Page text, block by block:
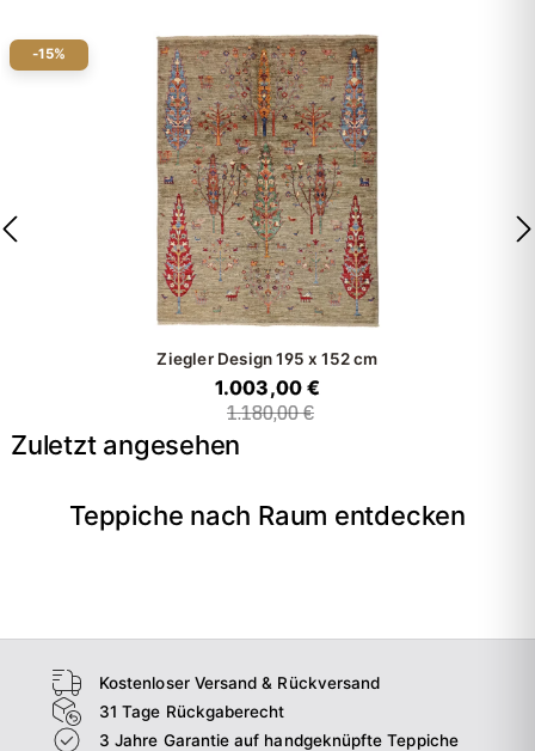
-15%
Ziegler Design 195 x 152 cm
1.003,00 €
1.180,00 €
Zuletzt angesehen
Teppiche nach Raum entdecken
Wohnzimmer
Kostenloser Versand & Rückversand
31 Tage Rückgaberecht
3 Jahre Garantie auf handgeknüpfte Teppiche